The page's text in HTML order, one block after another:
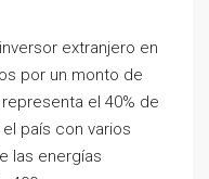
extranjero en
por un monto de
el 40% de
país con varios
las energías